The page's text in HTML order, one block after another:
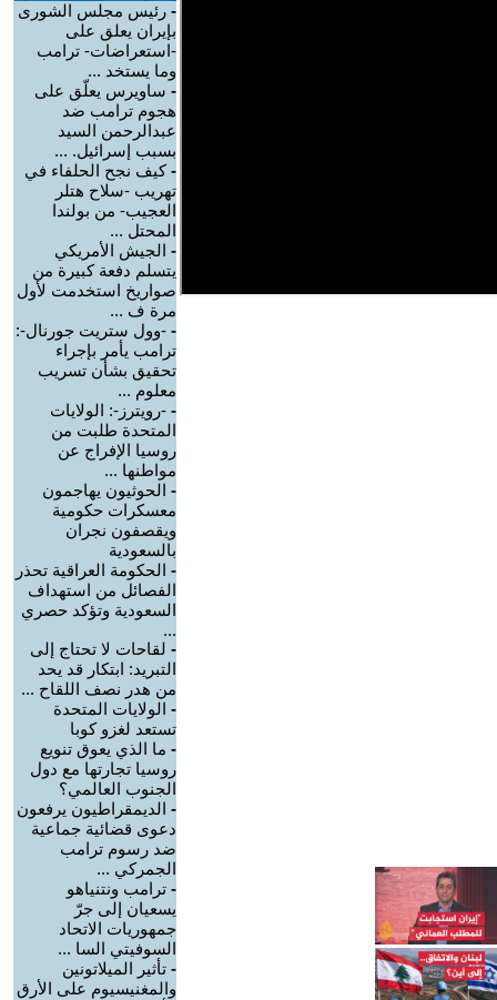
- رئيس مجلس الشورى
بإيران يعلق على
-استعراضات- ترامب
وما يستخد ...
- ساويرس يعلّق على
هجوم ترامب ضد
عبدالرحمن السيد
بسبب إسرائيل. ...
-كيف نجح الحلفاء في
تهريب -سلاح هتلر
العجيب- من بولندا
المحتل ...
- الجيش الأمريكي
يتسلم دفعة كبيرة من
صواريخ استخدمت لأول
مرة ف ...
- -وول ستريت جورنال-:
ترامب يأمر بإجراء
تحقيق بشأن تسريب
معلوم ...
- -رويترز-: الولايات
المتحدة طلبت من
روسيا الإفراج عن
مواطنها ...
- الحوثيون يهاجمون
معسكرات حكومية
ويقصفون نجران
بالسعودية
- الحكومة العراقية تحذر
الفصائل من استهداف
السعودية وتؤكد حصري
...
- لقاحات لا تحتاج إلى
التبريد: ابتكار قد يحد
من هدر نصف اللقاح ...
- الولايات المتحدة
تستعد لغزو كوبا
- ما الذي يعوق تنويع
روسيا تجارتها مع دول
الجنوب العالمي؟
- الديمقراطيون يرفعون
دعوى قضائية جماعية
ضد رسوم ترامب
الجمركي ...
- ترامب ونتنياهو
يسعيان إلى جرّ
جمهوريات الاتحاد
السوفيتي السا ...
- تأثير الميلاتونين
والمغنيسيوم على الأرق